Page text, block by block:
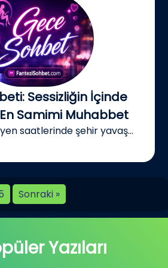
Sessizliğin İçinde
Samimi Muhabbet
saatlerinde şehir yavaş...
Sonraki »
Yazıları